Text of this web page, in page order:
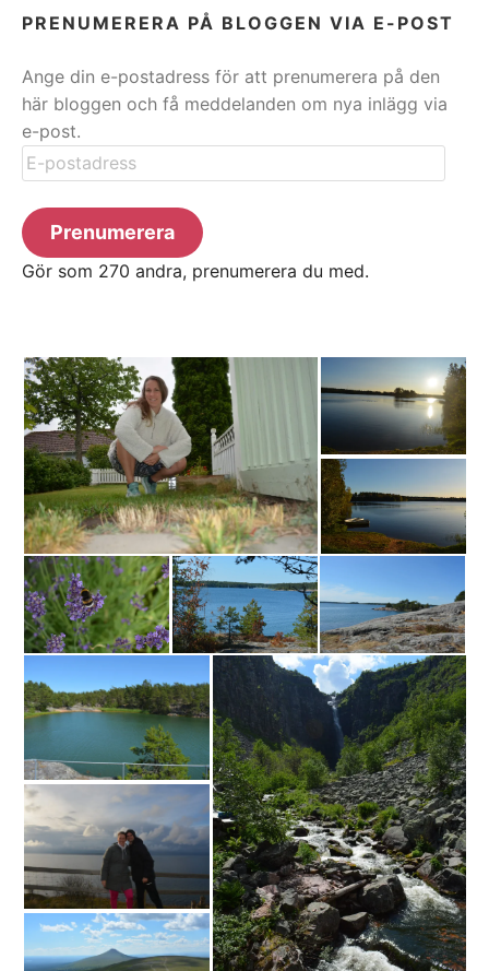
PRENUMERERA PÅ BLOGGEN VIA E-POST
Ange din e-postadress för att prenumerera på den
här bloggen och få meddelanden om nya inlägg via
e-post.
E-
postadress
Prenumerera
Gör som 270 andra, prenumerera du med.